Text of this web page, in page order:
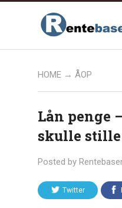
HOME → ÅOP
Lån penge
skulle
Posted by
Twitter